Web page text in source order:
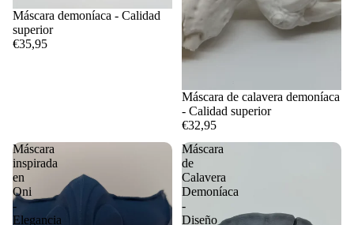
Máscara demoníaca - Calidad
superior
€35,95
Máscara de calavera demoníaca
- Calidad superior
€32,95
Máscara
inspirada
en
Oni
-
Elegancia
Máscara
de
Calavera
Demoníaca
-
Diseño